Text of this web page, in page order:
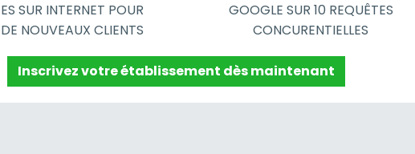
SUR INTERNET POUR
NOUVEAUX CLIENTS
GOOGLE SUR 10 REQUÊTES
CONCURENTIELLES
Inscrivez votre établissement dès maintenant